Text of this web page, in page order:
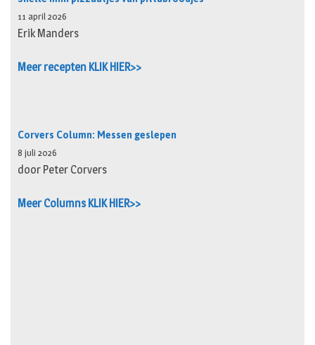
11 april 2026
Erik Manders
Meer recepten KLIK HIER>>
Corvers Column: Messen geslepen
8 juli 2026
door Peter Corvers
Meer Columns KLIK HIER>>